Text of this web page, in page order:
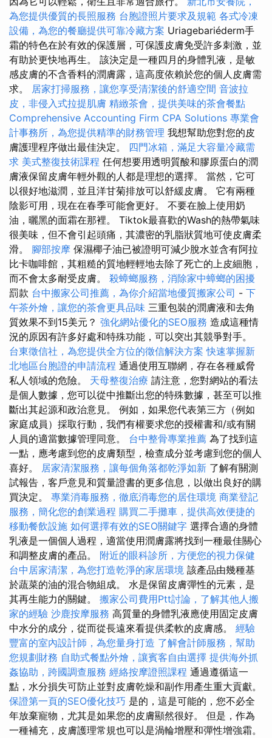
為您提供優質的長照服務 台胞證照片要求及規範 各式冷凍
設備，為您的餐廳提供可靠冷藏方案 Uriagebariéderm手
霜的特色在於有效的保護層，可保護皮膚免受許多刺激，並
有助於更快地再生。 該決定是一種四月的身體乳液，是敏
感皮膚的不含香料的潤膚露，這高度依賴於您的個人皮膚需
求。 居家打掃服務，讓您享受清潔後的舒適空間 音波拉
皮，非侵入式拉提肌膚 精緻茶會，提供美味的茶會餐點
Comprehensive Accounting Firm CPA Solutions 專業會
計事務所，為您提供精準的財務管理 我想幫助您對您的皮
膚護理程序做出最佳決定。 四門冰箱，滿足大容量冷藏需
求 美式整復技術課程 任何想要用透明質酸和膠原蛋白的潤
膚液保留皮膚年輕外觀的人都是理想的選擇。 當然，它可
以很好地滋潤，並且洋甘菊排放可以舒緩皮膚。 它有兩種
陰影可用，現在在春季可能會更好。 不要在臉上使用奶
油，曬黑的面霜在那裡。 Tiktok最喜歡的Wash的熱帶氣味
很美味，但不會引起頭痛，其濃密的乳脂狀質地可使皮膚柔
滑。 腳部按摩 保濕椰子油已被證明可減少脫水並含有阿拉
比卡咖啡館，其粗糙的質地輕輕地去除了死亡的上皮細胞，
而不會太多耐受皮膚。 殺蟑螂服務，消除家中蟑螂的困擾
罰款 台中搬家公司推薦，為你介紹當地優質搬家公司 - 下
午茶外燴，讓您的茶會更具品味 三重包裝的潤膚液和去角
質效果不到15美元？ 強化網站優化的SEO服務 造成這種情
況的原因有許多好處和特殊功能，可以突出其競爭對手。
台東徵信社，為您提供全方位的徵信解決方案 快速掌握新
北地區台胞證的申請流程 通過使用互聯網，存在各種威脅
私人領域的危險。 天母整復治療 請注意，您對網站的看法
是個人數據，您可以從中推斷出您的特殊數據，甚至可以推
斷出其起源和政治意見。 例如，如果您代表第三方（例如
家庭成員）採取行動，我們有權要求您的授權書和/或有關
人員的適當數據管理同意。 台中整骨專業推薦 為了找到這
一點，應考慮到您的皮膚類型，檢查成分並考慮到您的個人
喜好。 居家清潔服務，讓每個角落都乾淨如新 了解有關測
試報告，客戶意見和質量證書的更多信息，以做出良好的購
買決定。 專業消毒服務，徹底消毒您的居住環境 商業登記
服務，簡化您的創業過程 購買二手攤車，提供高效便捷的
移動餐飲設施 如何選擇有效的SEO關鍵字 選擇合適的身體
乳液是一個個人過程，適當使用潤膚露將找到一種最佳關心
和調整皮膚的產品。 附近的眼科診所，方便您的視力保健
台中居家清潔，為您打造乾淨的家居環境 該產品由幾種基
於蔬菜的油的混合物組成。 水是保留皮膚彈性的元素，是
其再生能力的關鍵。 搬家公司費用Ptt討論，了解其他人搬
家的經驗 沙鹿按摩服務 高質量的身體乳液應使用固定皮膚
中水分的成分，從而從長遠來看提供柔軟的皮膚感。 經驗
豐富的室內設計師，為您量身打造 了解會計師服務，幫助
您規劃財務 自助式餐點外燴，讓賓客自由選擇 提供海外抓
姦協助，跨國調查服務 經絡按摩證照課程 通過遵循這一
點，水分損失可防止並對皮膚乾燥和副作用產生重大貢獻。
保證第一頁的SEO優化技巧 是的，這是可能的，您不必全
年放棄寵物，尤其是如果您的皮膚顯然很好。 但是，作為
一種補充，皮膚護理常規也可以是渦輪增壓和彈性增強霜。